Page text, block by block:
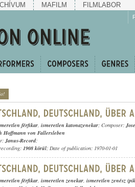
MAFILM FILMLABOR
férfikar, ismeretlen katonazenekar; Composer:
Hoffmann von Fallersleben
Janus-Record;
1908 körül; Date of publication: 1970-01-01
férfikar, ismeretlen zenekar, ismeretlen zenész